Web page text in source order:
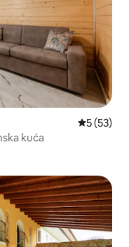
Prosječna
5 (53)
kuća